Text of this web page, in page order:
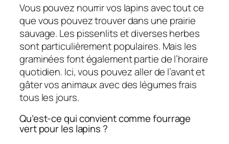
Vous pouvez nourrir vos lapins avec tout ce
que vous pouvez trouver dans une prairie
sauvage. Les pissenlits et diverses herbes
sont particulièrement populaires. Mais les
graminées font également partie de l’horaire
quotidien. Ici, vous pouvez aller de l’avant et
gâter vos animaux avec des légumes frais
tous les jours.
Qu’est-ce qui convient comme fourrage
vert pour les lapins ?